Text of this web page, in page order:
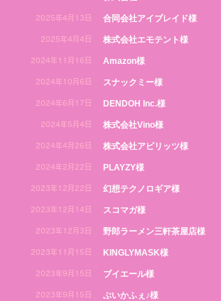
2025年4月13日 合同会社アイブレイド様
2025年4月4日 株式会社エモテント様
2024年11月16日 Amazon様
2024年10月6日 スナックミー様
2024年6月17日 DENDOH Inc.様
2024年5月4日 株式会社Vino様
2024年4月26日 株式会社アピリッツ様
2024年2月22日 PLAYZY様
2023年12月22日 幻想テクノロギア様
2023年12月14日 スコマガ様
2023年12月3日 野郎ラーメン三軒茶屋店様
2023年11月15日 KINGLYMASK様
2023年9月15日 ブイエール様
2023年9月15日 ぶいかふぇ♪様